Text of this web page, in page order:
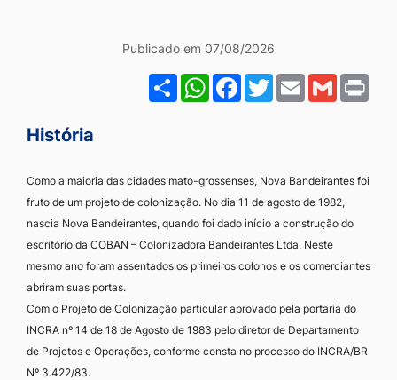
InstitucionalPublicado em 07/08/2026
ShareWhatsApp
Facebook
Twitter
EmailGmail
História
Como a maioria das cidades mato-grossenses, Nova Bandeirantes foi
fruto de um projeto de colonização. No dia 11 de agosto de 1982,
nascia Nova Bandeirantes, quando foi dado início a construção do
escritório da COBAN – Colonizadora Bandeirantes Ltda. Neste
mesmo ano foram assentados os primeiros colonos e os comerciantes
abriram suas portas.
Com o Projeto de Colonização particular aprovado pela portaria do
INCRA nº 14 de 18 de Agosto de 1983 pelo diretor de Departamento
de Projetos e Operações, conforme consta no processo do INCRA/BR
Nº 3.422/83.